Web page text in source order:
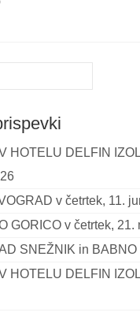
HOTELU DELFIN
v četrtek, 11.
GORICO v četrtek, 21.
SNEŽNIK in BABNO
HOTELU DELFIN